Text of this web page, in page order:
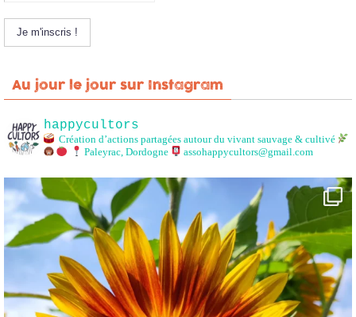
Au jour le jour sur Instagram
happycultors
Création d’actions partagées autour du vivant sauvage & cultivé
Paleyrac, Dordogne
assohappycultors@gmail.com